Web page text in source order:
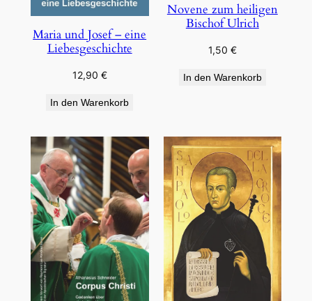
Maria und Josef – eine
Liebesgeschichte
12,90 €
In den Warenkorb
Novene zum heiligen
Bischof Ulrich
1,50 €
In den Warenkorb